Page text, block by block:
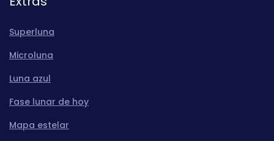
Superluna
Microluna
Luna azul
Fase lunar de hoy
Mapa estelar